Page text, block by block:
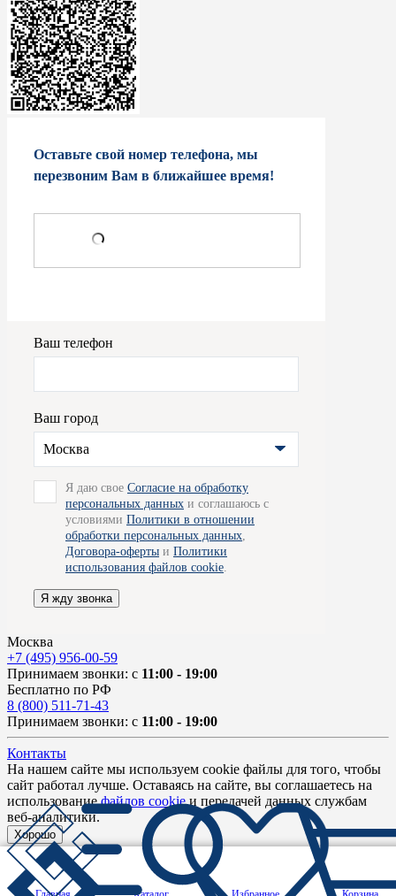
Оставьте свой номер телефона, мы
перезвоним Вам в ближайшее время!
Ваш телефон
Ваш город
Москва
Я даю свое Согласие на обработку
персональных данных и соглашаюсь с
условиями Политики в отношении
обработки персональных данных
Договора-оферты и Политики
использования файлов cookie
Я жду звонка
Москва
+7 (495) 956-00-59
Принимаем звонки: с 11:00 - 19:00
Бесплатно по РФ
8 (800) 511-71-43
Принимаем звонки: с 11:00 - 19:00
Контакты
На нашем сайте мы используем cookie файлы для того, чтобы
сайт работал лучше. Оставаясь на сайте, вы соглашаетесь на
использованиефайлов cookieи передачей данных службам
веб-аналитики.
Хорошо